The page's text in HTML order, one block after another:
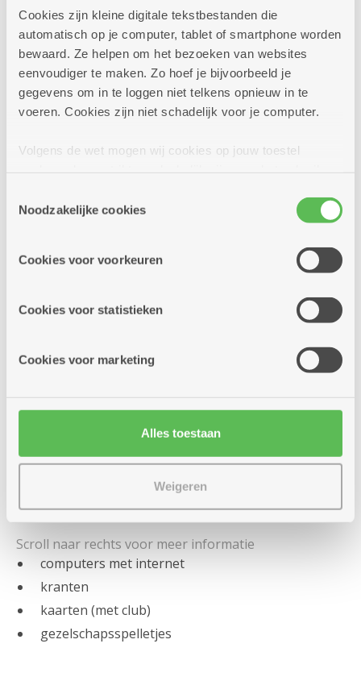
Cookies zijn kleine digitale tekstbestanden die
automatisch op je computer, tablet of smartphone worden
bewaard. Ze helpen om het bezoeken van websites
eenvoudiger te maken. Zo hoef je bijvoorbeeld je
gegevens om in te loggen niet telkens opnieuw in te
voeren. Cookies zijn niet schadelijk voor je computer.
Volgens de wet mogen wij cookies op jouw toestel
cookies hebben we jouw toestemming nodig. Sommige
cookies worden geplaatst door derde partijen die een
informatie over jouw (geanonimiseerd) gebruik van onze
partners kunnen deze gegevens combineren met andere
Noodzakelijke cookies
Cookies voor voorkeuren
Cookies voor statistieken
Cookies voor marketing
Alles toestaan
Weigeren
conditiegym
country en line dance
fietsen (met club)
kegelen
krolf
petanque (met club)
sjoelen (met club)
wandelen
zumba
Wanneer u maar wilt:
computers met internet
kranten
kaarten (met club)
gezelschapsspelletjes